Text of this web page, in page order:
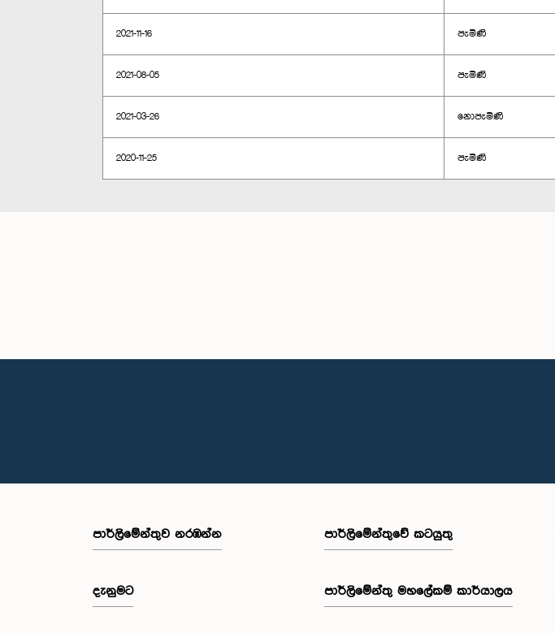
2021-11-16 පැමිණි
2021-08-05 පැමිණි
2021-03-26 නොපැමිණි
2020-11-25 පැමිණි
පාර්ලි‌මේන්තුව නරඹන්න
දැනුමට
පාර්ලිමේන්තුවේ කටයුතු
පාර්ලිමේන්තු මහලේකම් කාර්යාලය